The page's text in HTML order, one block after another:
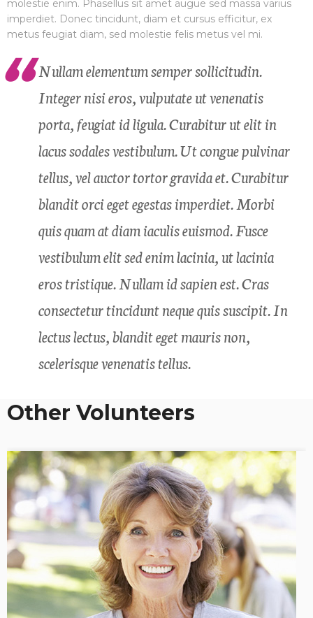
molestie enim. Phasellus sit amet augue sed massa varius
imperdiet. Donec tincidunt, diam et cursus efficitur, ex
metus feugiat diam, sed molestie felis metus vel mi.
Nullam elementum semper sollicitudin.
Integer nisi eros, vulputate ut venenatis
porta, feugiat id ligula. Curabitur ut elit in
lacus sodales vestibulum. Ut congue pulvinar
tellus, vel auctor tortor gravida et. Curabitur
blandit orci eget egestas imperdiet. Morbi
quis quam at diam iaculis euismod. Fusce
vestibulum elit sed enim lacinia, ut lacinia
eros tristique. Nullam id sapien est. Cras
consectetur tincidunt neque quis suscipit. In
lectus lectus, blandit eget mauris non,
scelerisque venenatis tellus.
Other Volunteers